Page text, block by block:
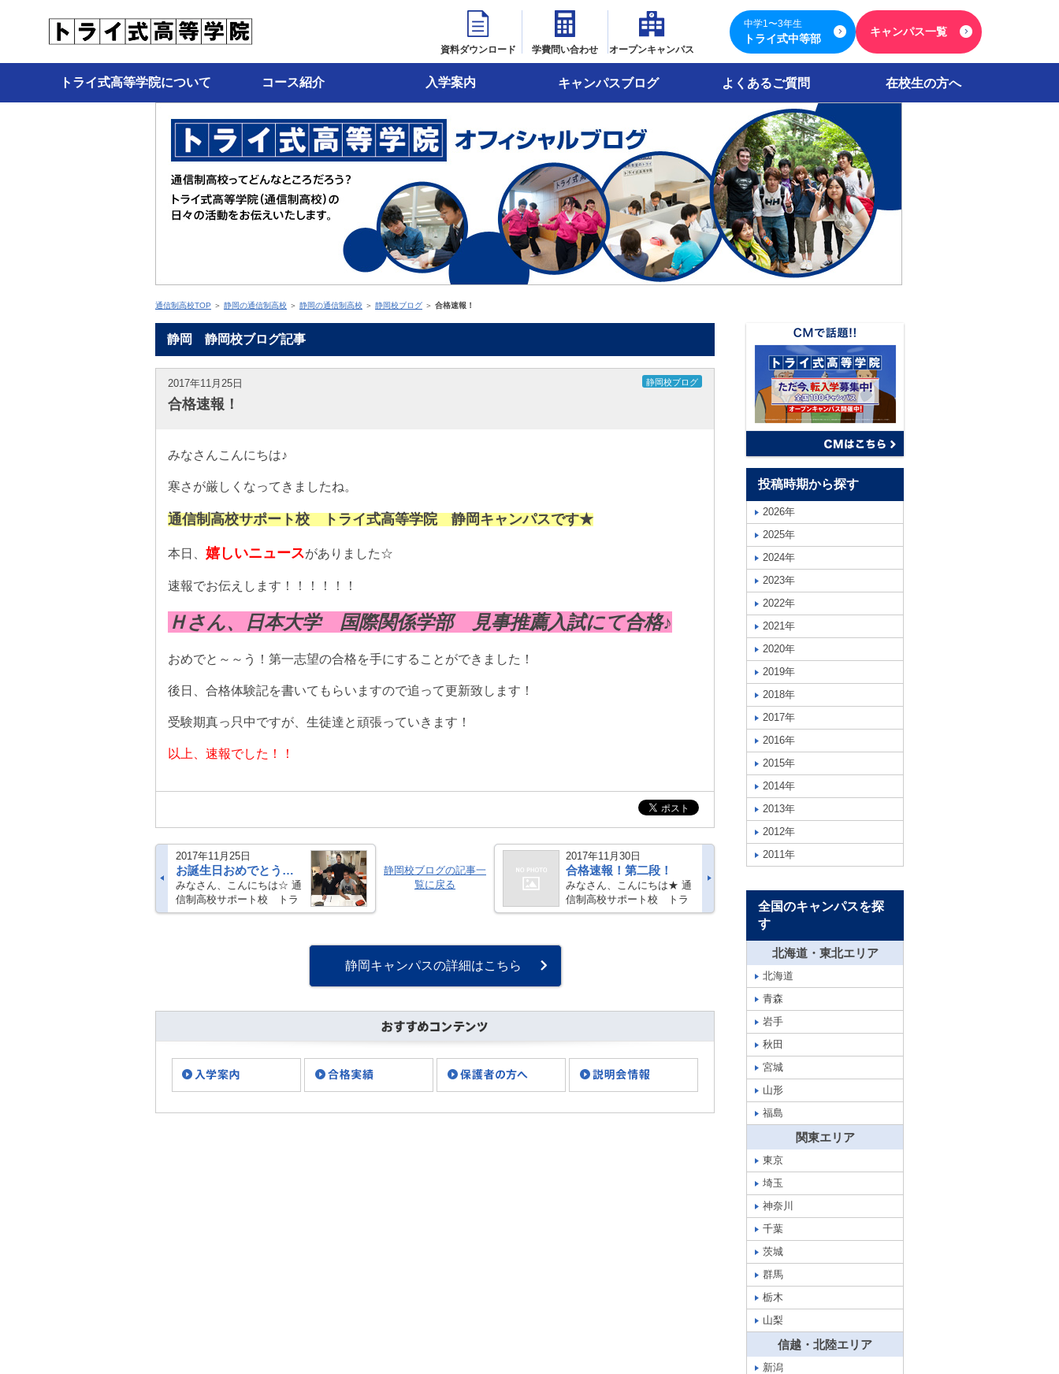
資料ダウンロード 学費問い合わせ オープンキャンパス
中学1〜3年生
トライ式中等部
キャンパス一覧
トライ式高等学院について コース紹介 入学案内 キャンパスブログ よくあるご質問 在校生の方へ
通信制高校TOP ＞ 静岡の通信制高校 ＞ 静岡の通信制高校 ＞ 静岡校ブログ ＞ 合格速報！
静岡 静岡校ブログ記事
2017年11月25日 静岡校ブログ
合格速報！
みなさんこんにちは♪
寒さが厳しくなってきましたね。
通信制高校サポート校 トライ式高等学院 静岡キャンパスです★
本日、 嬉しいニュースがありました☆
速報でお伝えします！！！！！！
Ｈさん、日本大学 国際関係学部 見事推薦入試にて合格♪
おめでと～～う！第一志望の合格を手にすることができました！
後日、合格体験記を書いてもらいますので追って更新致します！
受験期真っ只中ですが、生徒達と頑張っていきます！
以上、速報でした！！
2017年11月25日
お誕生日おめでとう！！！！
みなさん、こんにちは☆ 通
信制高校サポート校 トラ
イ式高等学院 静岡キャン
静岡校ブログの記事一
覧に戻る
2017年11月30日
合格速報！第二段！
みなさん、こんにちは★ 通
信制高校サポート校 トラ
イ式高等学院 静岡キャン
静岡キャンパスの詳細はこちら
投稿時期から探す
2026年
2025年
2024年
2023年
2022年
2021年
2020年
2019年
2018年
2017年
2016年
2015年
2014年
2013年
2012年
2011年
全国のキャンパスを探
す
北海道・東北エリア
北海道
青森
岩手
秋田
宮城
山形
福島
関東エリア
東京
埼玉
神奈川
千葉
茨城
群馬
栃木
山梨
信越・北陸エリア
新潟